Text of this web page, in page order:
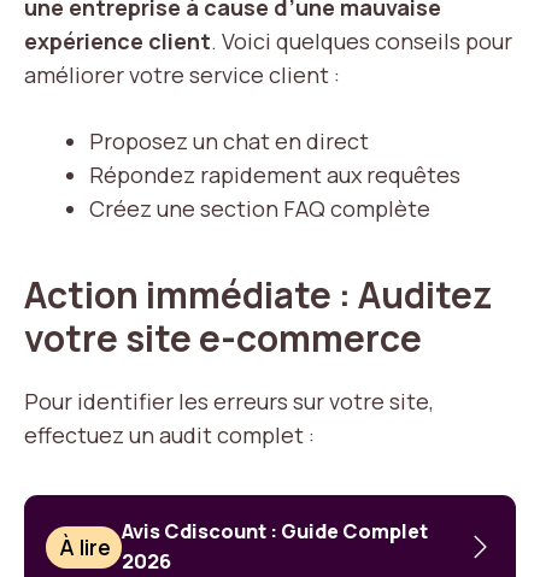
une entreprise à cause d’une mauvaise
expérience client. Voici quelques conseils pour
améliorer votre service client :
Proposez un chat en direct
Répondez rapidement aux requêtes
Créez une section FAQ complète
Action immédiate : Auditez
votre site e-commerce
Pour identifier les erreurs sur votre site,
effectuez un audit complet :
À lire
Avis Cdiscount : Guide Complet
2026